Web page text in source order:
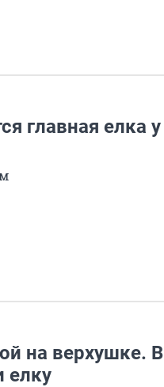
главная елка у
на верхушке. В
елку